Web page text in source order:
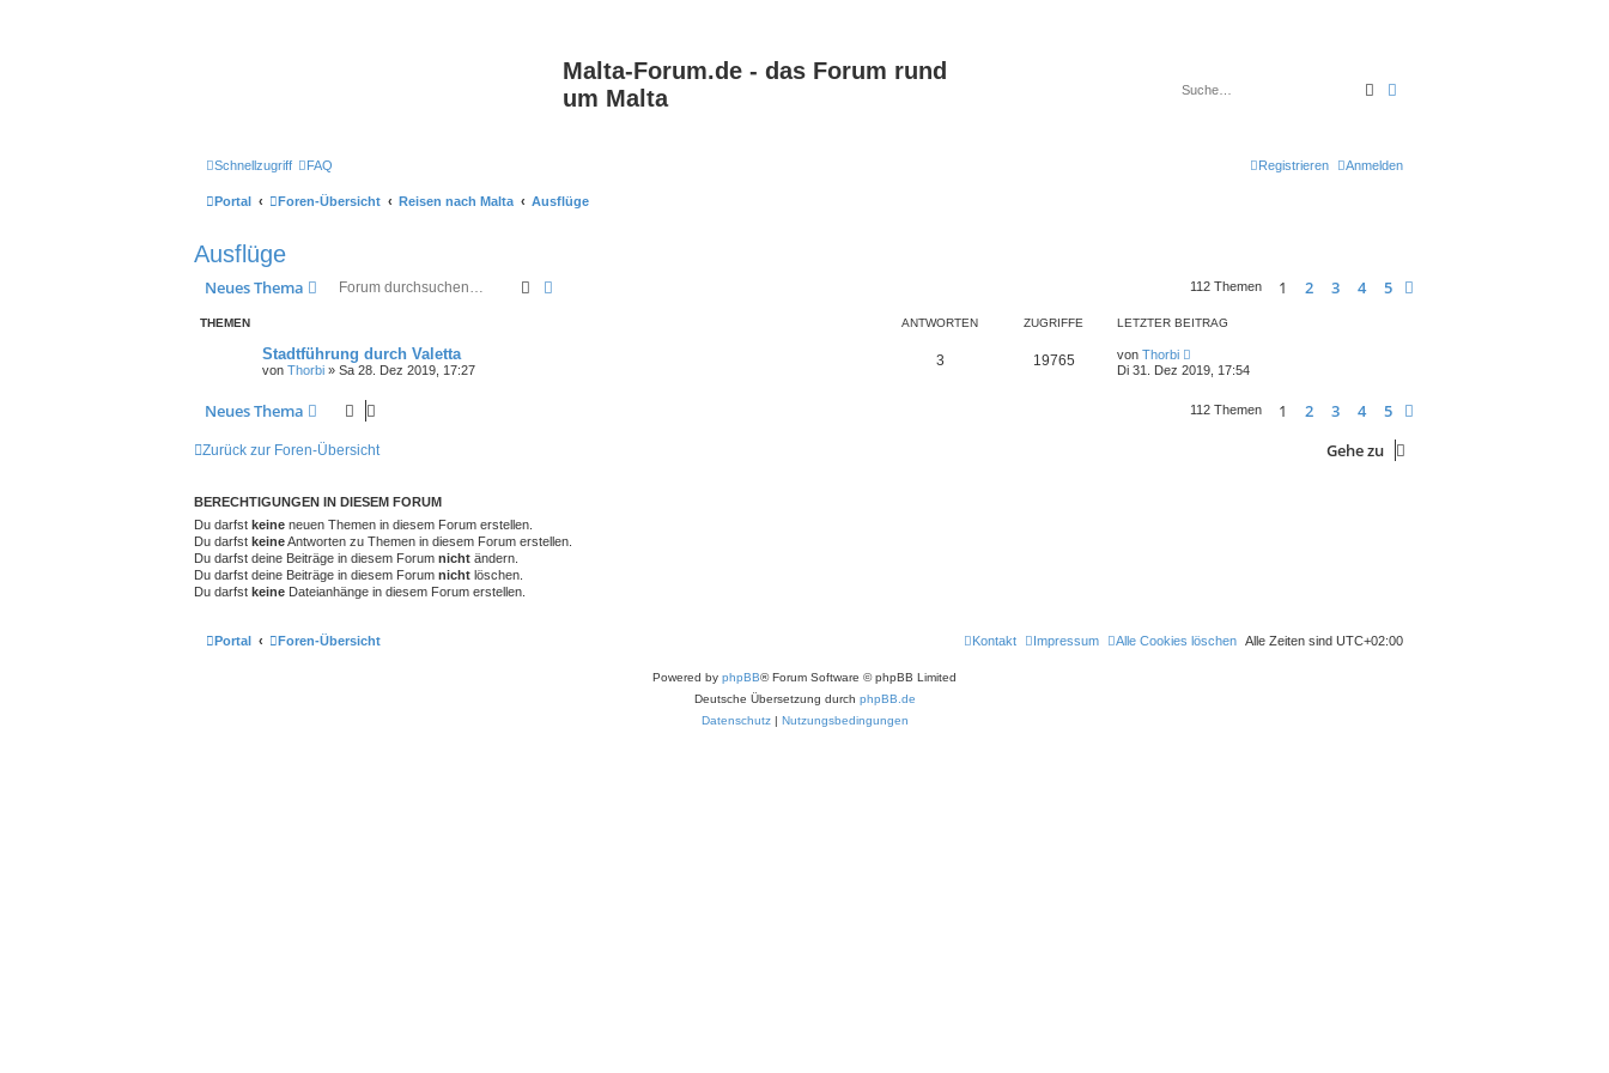
Malta-Forum.de - das Forum rund
um Malta
Suche
Schnellzugriff FAQ Anmelden
Registrieren
Portal Foren-Übersicht Reisen nach Malta Ausflüge
Ausflüge
Neues Thema Suche 112 Themen 1 2 3 4 5
THEMEN ANTWORTEN ZUGRIFFE LETZTER BEITRAG
Stadtführung durch Valetta
von Thorbi » Sa 28. Dez 2019, 17:27
3 19765 von Thorbi
Di 31. Dez 2019, 17:54
Neues Thema 112 Themen 1 2 3 4 5
Zurück zur Foren-Übersicht Gehe zu
BERECHTIGUNGEN IN DIESEM FORUM
Du darfst keine neuen Themen in diesem Forum erstellen.
Du darfst keineAntworten zu Themen in diesem Forum erstellen.
Du darfst deine Beiträge in diesem Forum nicht ändern.
Du darfst deine Beiträge in diesem Forum nicht löschen.
Du darfst keine Dateianhänge in diesem Forum erstellen.
Portal Foren-Übersicht Alle Zeiten sind UTC+02:00
Alle Cookies löschen
Impressum
Kontakt
Powered by phpBB® Forum Software © phpBB Limited
Deutsche Übersetzung durch phpBB.de
Datenschutz| Nutzungsbedingungen